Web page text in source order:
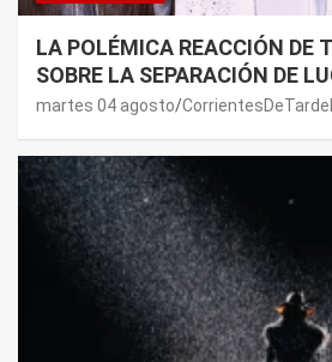
LA POLÉMICA REACCIÓN DE
SOBRE LA SEPARACIÓN DE
JOAQUI: “¿MI VERDAD?”
martes 04 agosto